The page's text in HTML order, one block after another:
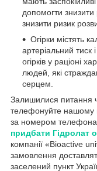
допомогти знизити
знизити ризик
Огірки містять
артеріальний тиск
огірків у раціоні
людей, які
серцем.
Залишилися питання
телефонуйте нашому
за номером
придбати Гідролат
компанії «Bioactive
замовлення
заселений пункт